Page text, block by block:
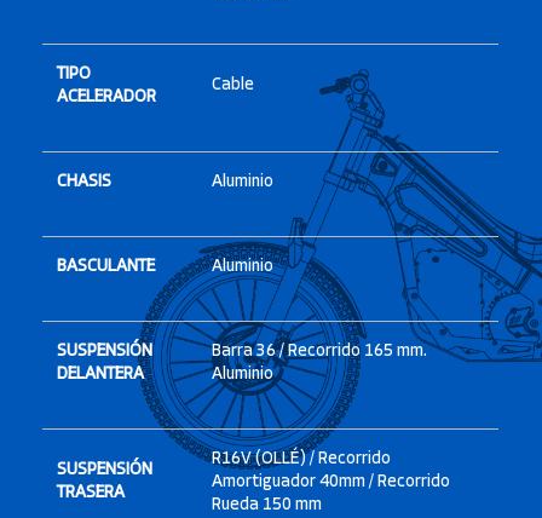
TIPO
ACELERADOR
Cable
CHASIS Aluminio
BASCULANTE Aluminio
SUSPENSIÓN
DELANTERA
Barra 36 / Recorrido 165 mm.
Aluminio
SUSPENSIÓN
TRASERA
R16V (OLLÉ) / Recorrido
Amortiguador 40mm / Recorrido
Rueda 150 mm